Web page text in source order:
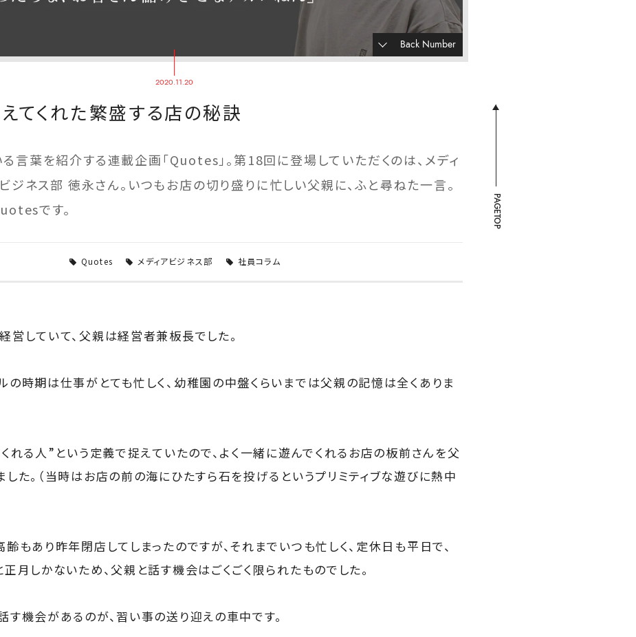
Back Number
2020.11.20
てくれた繁盛する店の秘訣
言葉を紹介する連載企画「Quotes」。第18回に登場していただくのは、メディ
ジネス部 徳永さん。いつもお店の切り盛りに忙しい父親に、ふと尋ねた一言。
です。
Quotes メディアビジネス部 社員コラム
していて、父親は経営者兼板長でした。
の時期は仕事がとても忙しく、幼稚園の中盤くらいまでは父親の記憶は全くありま
れる人”という定義で捉えていたので、よく一緒に遊んでくれるお店の板前さんを父
た。（当時はお店の前の海にひたすら石を投げるというプリミティブな遊びに熱中
もあり昨年閉店してしまったのですが、それまでいつも忙しく、定休日も平日で、
月しかないため、父親と話す機会はごくごく限られたものでした。
機会があるのが、習い事の送り迎えの車中です。
PAGETOP